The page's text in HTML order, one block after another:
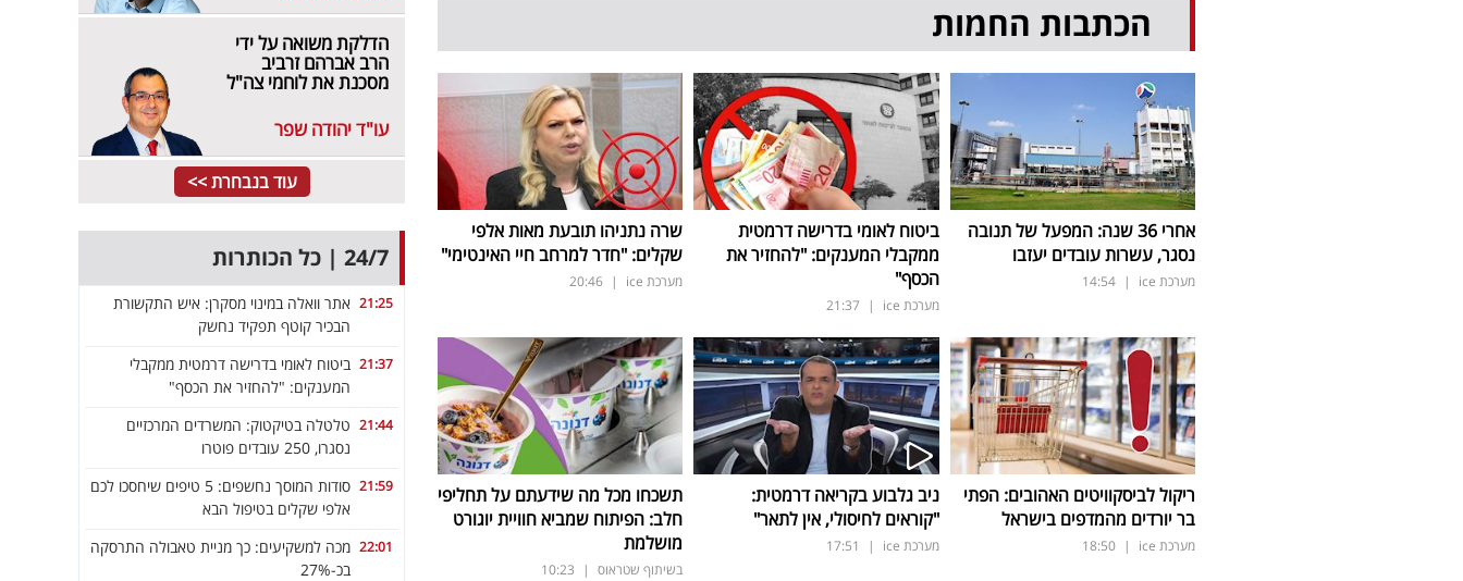
הכתבות החמות
אחרי 36 שנה: המפעל של תנובה
נסגר, עשרות עובדים יעזבו
מערכת ice |
14:54
ביטוח לאומי בדרישה דרמטית
ממקבלי המענקים: "להחזיר את
הכסף"
מערכת ice |
21:37
שרה נתניהו תובעת מאות אלפי
שקלים: "חדר למרחב חיי האינטימי"
מערכת ice |
20:46
ריקול לביסקוויטים האהובים: הפתי
בר יורדים מהמדפים בישראל
מערכת ice |
18:50
ניב גלבוע בקריאה דרמטית:
"קוראים לחיסולי, אין לתאר"
מערכת ice |
17:51
תשכחו מכל מה שידעתם על תחליפי
חלב: הפיתוח שמביא חוויית יוגורט
מושלמת
בשיתוף שטראוס |
10:23
הדלקת משואה על ידי
הרב אברהם זרביב
מסכנת את לוחמי צה"ל
עו"ד יהודה שפר
עוד בנבחרת >>
24/7 | כל הכותרות
21:25 אתר וואלה במינוי מסקרן: איש התקשורת
הבכיר קוטף תפקיד נחשק
21:37 ביטוח לאומי בדרישה דרמטית ממקבלי
המענקים: "להחזיר את הכסף"
21:44 טלטלה בטיקטוק: המשרדים המרכזיים
נסגרו, 250 עובדים פוטרו
21:59
סודות המוסך נחשפים: 5 טיפים שיחסכו לכם
אלפי שקלים בטיפול הבא
22:01 מכה למשקיעים: כך מניית טאבולה התרסקה
בכ-27%